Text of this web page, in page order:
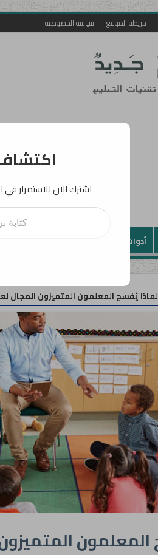
خريطة الموقع سياسة الخصوصية
أدوات
لماذا يُفسح المعلمون المتميزون المجال
المعلمون
اشترك الآن للاستمرار
كتابة بريدك الإلكتروني...